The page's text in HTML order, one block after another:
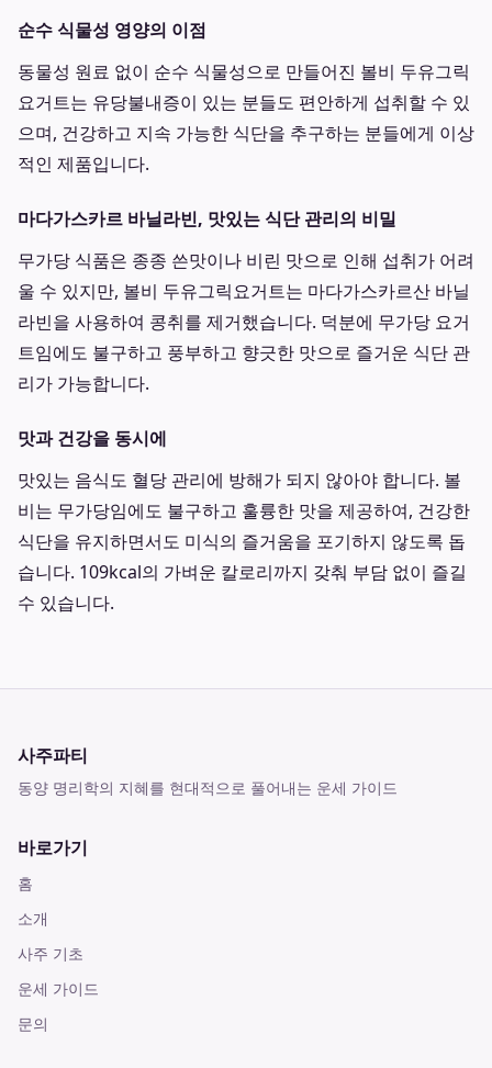
순수 식물성 영양의 이점
동물성 원료 없이 순수 식물성으로 만들어진 볼비 두유그릭
요거트는 유당불내증이 있는 분들도 편안하게 섭취할 수 있
으며, 건강하고 지속 가능한 식단을 추구하는 분들에게 이상
적인 제품입니다.
마다가스카르 바닐라빈, 맛있는 식단 관리의 비밀
무가당 식품은 종종 쓴맛이나 비린 맛으로 인해 섭취가 어려
울 수 있지만, 볼비 두유그릭요거트는 마다가스카르산 바닐
라빈을 사용하여 콩취를 제거했습니다. 덕분에 무가당 요거
트임에도 불구하고 풍부하고 향긋한 맛으로 즐거운 식단 관
리가 가능합니다.
맛과 건강을 동시에
맛있는 음식도 혈당 관리에 방해가 되지 않아야 합니다. 볼
비는 무가당임에도 불구하고 훌륭한 맛을 제공하여, 건강한
식단을 유지하면서도 미식의 즐거움을 포기하지 않도록 돕
습니다. 109kcal의 가벼운 칼로리까지 갖춰 부담 없이 즐길
수 있습니다.
사주파티
동양 명리학의 지혜를 현대적으로 풀어내는 운세 가이드
바로가기
홈
소개
사주 기초
운세 가이드
문의